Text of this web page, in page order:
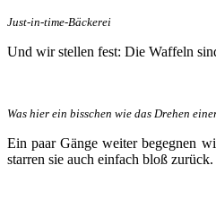
Just-in-time-Bäckerei
Und wir stellen fest: Die Waffeln
Was hier ein bisschen wie das Drehen
Ein paar Gänge weiter begegnen
starren sie auch einfach bloß zurück.